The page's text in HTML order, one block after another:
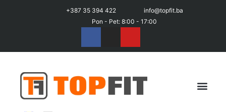
+387 35 394 422
info@topfit.ba
Pon - Pet: 8:00 - 17:00